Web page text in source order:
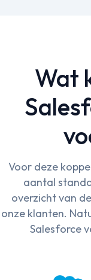
Wat
Voor deze
aantal
overzicht van
onze klanten.
Salesforce